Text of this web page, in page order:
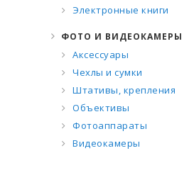
Электронные книги
ФОТО И ВИДЕОКАМЕРЫ
Аксессуары
Чехлы и сумки
Штативы, крепления
Объективы
Фотоаппараты
Видеокамеры